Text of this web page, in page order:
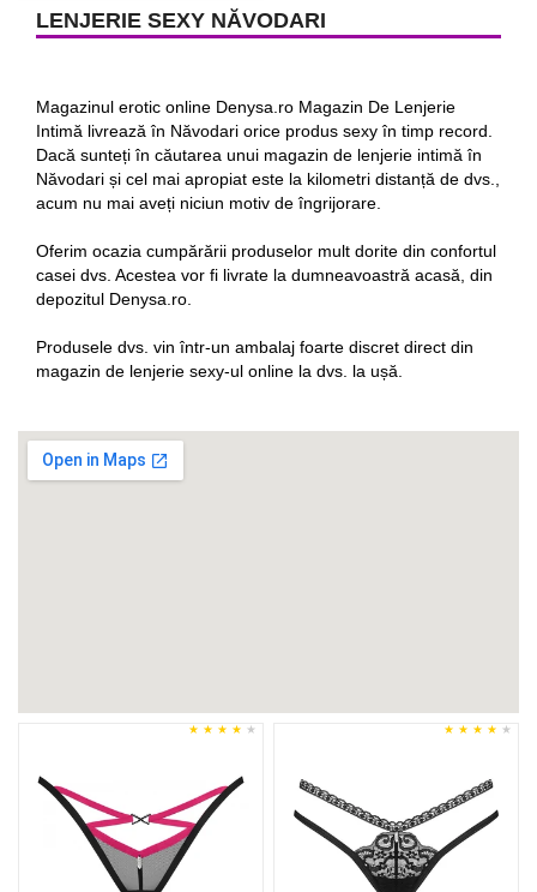
LENJERIE SEXY NĂVODARI
Magazinul erotic online Denysa.ro Magazin De Lenjerie
Intimă livrează în Năvodari orice produs sexy în timp record.
Dacă sunteți în căutarea unui magazin de lenjerie intimă în
Năvodari și cel mai apropiat este la kilometri distanță de dvs.,
acum nu mai aveți niciun motiv de îngrijorare.
Oferim ocazia cumpărării produselor mult dorite din confortul
casei dvs. Acestea vor fi livrate la dumneavoastră acasă, din
depozitul Denysa.ro.
Produsele dvs. vin într-un ambalaj foarte discret direct din
magazin de lenjerie sexy-ul online la dvs. la ușă.